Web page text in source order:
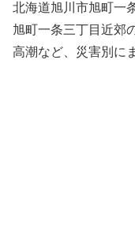
北海道旭川市旭町一
旭町一条三丁目近郊
高潮など、災害別に